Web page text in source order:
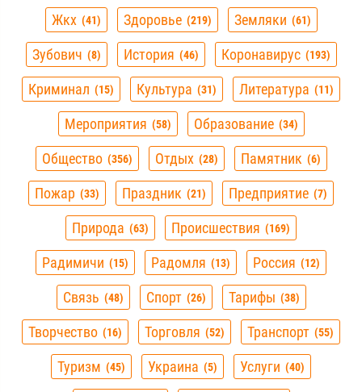
Жкх 41 Здоровье 219 Земляки 61
Зубович 8 История 46 Коронавирус 193
Криминал 15 Культура 31 Литература 11
Мероприятия 58 Образование 34
Общество 356 Отдых 28 Памятник 6
Пожар 33 Праздник 21 Предприятие 7
Природа 63 Происшествия 169
Радимичи 15 Радомля 13 Россия 12
Связь 48 Спорт 26 Тарифы 38
Творчество 16 Торговля 52 Транспорт 55
Туризм 45 Украина 5 Услуги 40